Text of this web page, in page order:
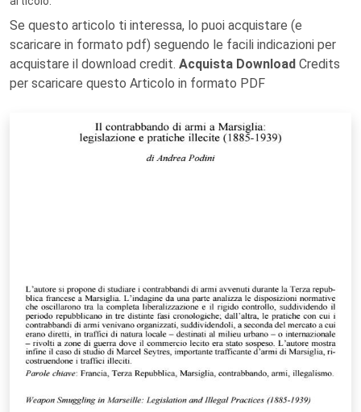
Se questo articolo ti interessa, lo puoi acquistare (e
scaricare in formato pdf) seguendo le facili indicazioni per
acquistare il download credit. Acquista Download Credits
per scaricare questo Articolo in formato PDF